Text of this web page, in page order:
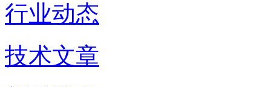
行业动态
技术文章